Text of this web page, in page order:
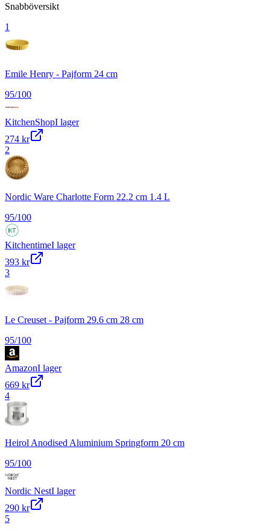
Snabböversikt
1
Emile Henry - Pajform 24 cm
95/100
KitchenShopI lager
274 kr
2
Nordic Ware Charlotte Form 22.2 cm 1.4 L
95/100
KitchentimeI lager
393 kr
3
Le Creuset - Pajform 29.6 cm 28 cm
95/100
AmazonI lager
669 kr
4
Heirol Anodised Aluminium Springform 20 cm
95/100
Nordic NestI lager
290 kr
5